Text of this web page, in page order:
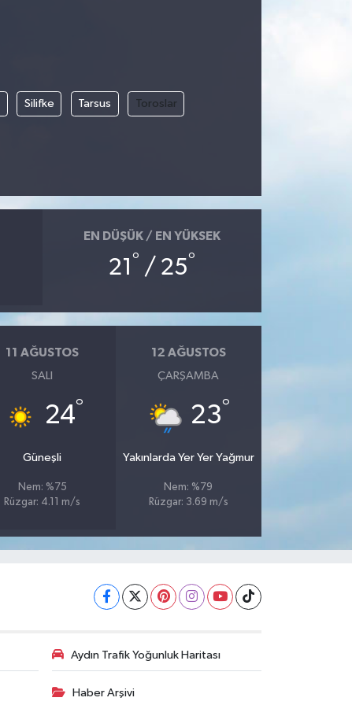
Silifke Tarsus Toroslar
EN DÜŞÜK / EN YÜKSEK
21 ° / 25°
11 AĞUSTOS
SALI
24°
Güneşli
Nem: %75
Rüzgar: 4.11 m/s
12 AĞUSTOS
ÇARŞAMBA
23°
Yakınlarda Yer Yer Yağmur
Nem: %79
Rüzgar: 3.69 m/s
Aydın Trafik Yoğunluk Haritası
Haber Arşivi